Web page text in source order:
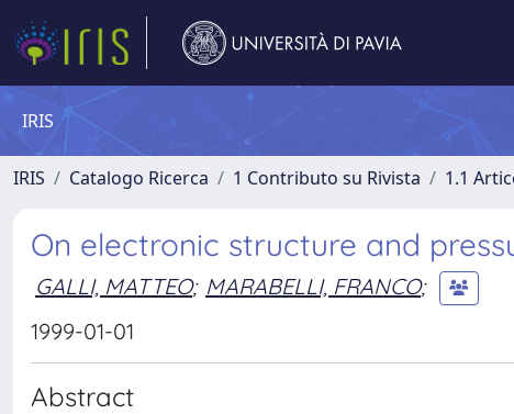
IRIS
IRIS Catalogo Ricerca 1 Contributo su Rivista 1.1
On electronic structure and
GALLI, MATTEO; MARABELLI, FRANCO;
1999-01-01
Abstract